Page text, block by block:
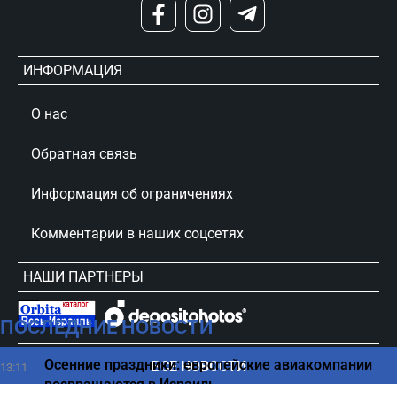
ПОСЛЕДНИЕ НОВОСТИ
13:11
Осенние праздники: европейские авиакомпании
возвращаются в Израиль
ВСЕ НОВОСТИ
ИНФОРМАЦИЯ
О нас
Обратная связь
Информация об ограничениях
Комментарии в наших соцсетях
НАШИ ПАРТНЕРЫ
сursorinfo.co.il © Все права защищены